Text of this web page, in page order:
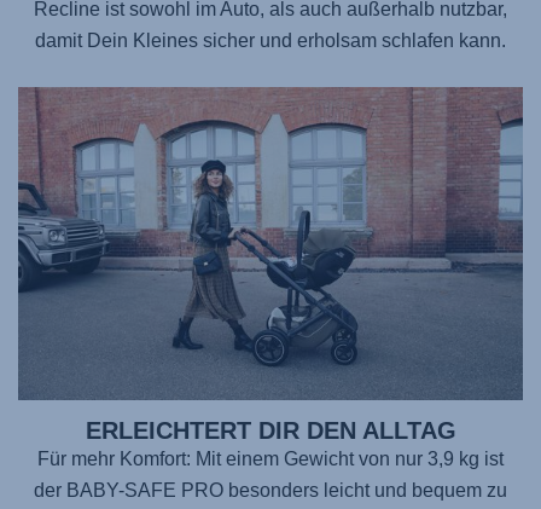
Recline ist sowohl im Auto, als auch außerhalb nutzbar,
damit Dein Kleines sicher und erholsam schlafen kann.
ERLEICHTERT DIR DEN ALLTAG
Für mehr Komfort: Mit einem Gewicht von nur 3,9 kg ist
der BABY-SAFE PRO besonders leicht und bequem zu